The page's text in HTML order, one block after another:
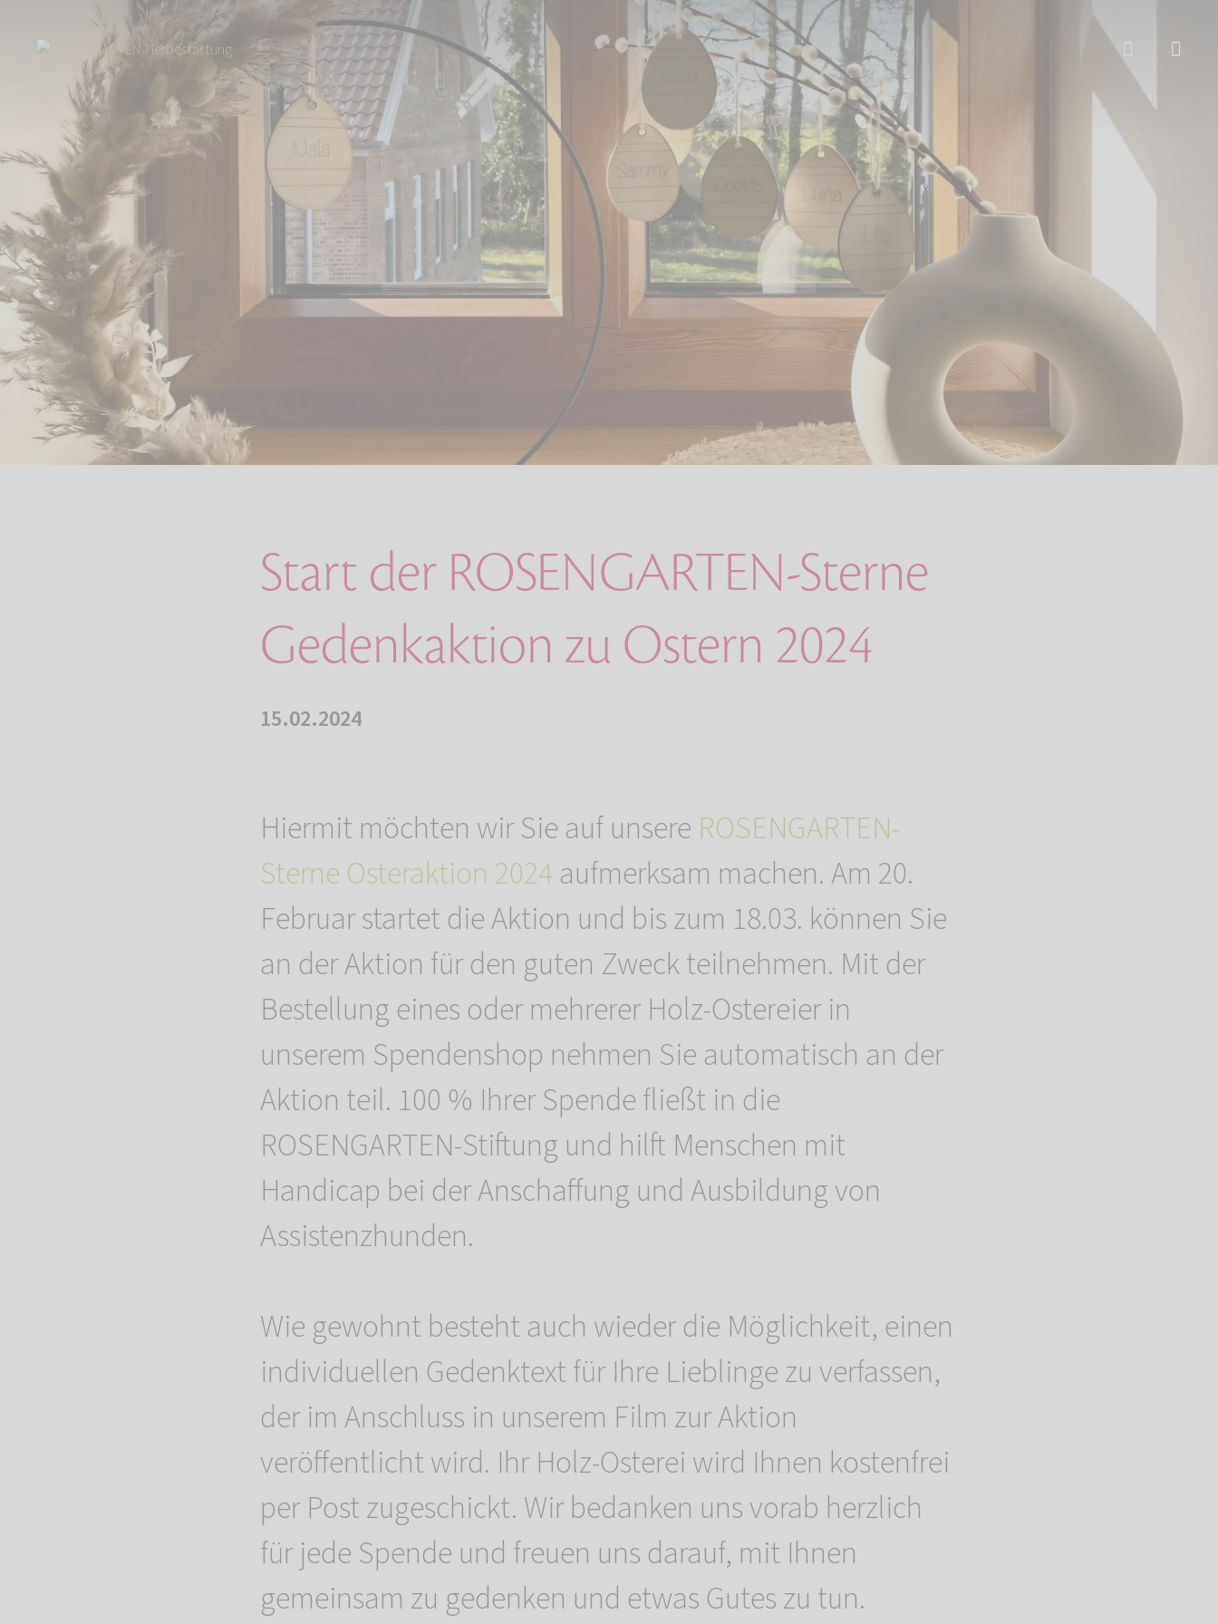
Über uns Aktuelles Start der ROSENGARTEN-Sterne Gedenkaktion zu Ostern 2024
Start der ROSENGARTEN-Sterne
Gedenkaktion zu Ostern 2024
15.02.2024
Hiermit möchten wir Sie auf unsere ROSENGARTEN-
Sterne Osteraktion 2024aufmerksam machen. Am 20.
Februar startet die Aktion und bis zum 18.03. können Sie
an der Aktion für den guten Zweck teilnehmen. Mit der
Bestellung eines oder mehrerer Holz-Ostereier in
unserem Spendenshop nehmen Sie automatisch an der
Aktion teil. 100 % Ihrer Spende fließt in die
ROSENGARTEN-Stiftung und hilft Menschen mit
Handicap bei der Anschaffung und Ausbildung von
Assistenzhunden.
Wie gewohnt besteht auch wieder die Möglichkeit, einen
individuellen Gedenktext für Ihre Lieblinge zu verfassen,
der im Anschluss in unserem Film zur Aktion
veröffentlicht wird. Ihr Holz-Osterei wird Ihnen kostenfrei
per Post zugeschickt. Wir bedanken uns vorab herzlich
für jede Spende und freuen uns darauf, mit Ihnen
gemeinsam zu gedenken und etwas Gutes zu tun.